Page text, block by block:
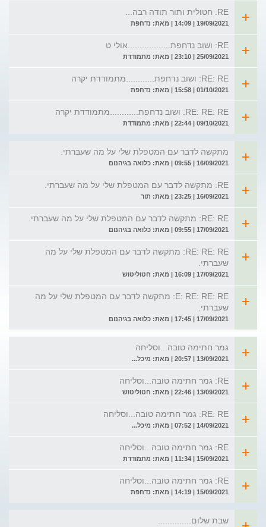
RE: חטולית ותור תודה רבה...
19/09/2021 | 14:09 | מאת: נדחפת
RE: ושוב נדחפת..................אולי ט
25/09/2021 | 23:10 | מאת: מתמודדת
RE: RE: ושוב נדחפת............מתמודדת יקרה
01/10/2021 | 15:58 | מאת: נדחפת
RE: RE: RE: ושוב נדחפת............מתמודדת יקרה
09/10/2021 | 22:44 | מאת: מתמודדת
מתקשה לדבר עם המטפלת שלי על מה שעברתי.
16/09/2021 | 09:55 | מאת: כלואה בגיהנום
RE: מתקשה לדבר עם המטפלת שלי על מה שעברתי.
16/09/2021 | 23:25 | מאת: תור
RE: RE: מתקשה לדבר עם המטפלת שלי על מה שעברתי.
17/09/2021 | 09:55 | מאת: כלואה בגיהנום
RE: RE: RE: מתקשה לדבר עם המטפלת שלי על מה
שעברתי.
17/09/2021 | 16:09 | מאת: חטוליטוש
E: RE: RE: RE: מתקשה לדבר עם המטפלת שלי על מה
שעברתי.
17/09/2021 | 17:45 | מאת: כלואה בגיהנום
גמר חתימה טובה...וסליחה
13/09/2021 | 20:57 | מאת: מיכל...
RE: גמר חתימה טובה...וסליחה
13/09/2021 | 22:46 | מאת: חטוליטוש
RE: RE: גמר חתימה טובה...וסליחה
14/09/2021 | 07:52 | מאת: מיכל...
RE: גמר חתימה טובה...וסליחה
15/09/2021 | 11:34 | מאת: מתמודדת
RE: גמר חתימה טובה...וסליחה
15/09/2021 | 14:19 | מאת: נדחפת
שבת שלום..............